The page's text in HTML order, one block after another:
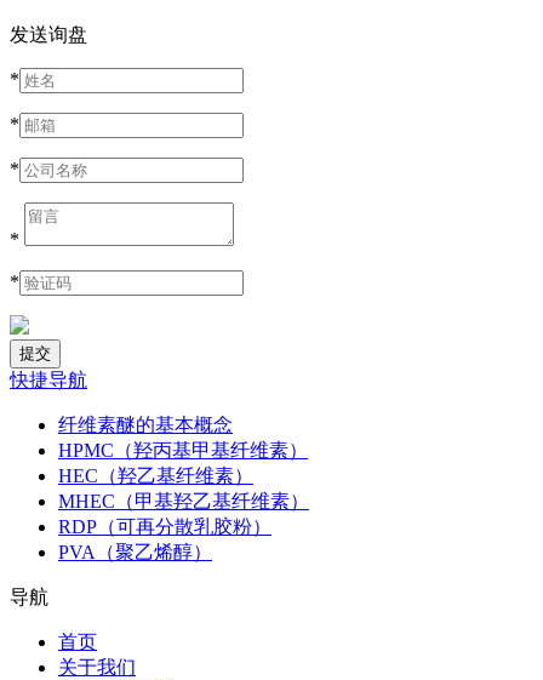
发送询盘
*
*
*
*
*
快捷导航
纤维素醚的基本概念
HPMC（羟丙基甲基纤维素）
HEC（羟乙基纤维素）
MHEC（甲基羟乙基纤维素）
RDP（可再分散乳胶粉）
PVA（聚乙烯醇）
导航
首页
关于我们